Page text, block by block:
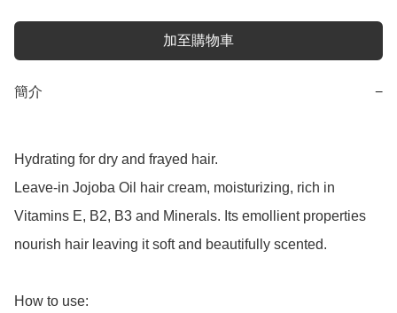
加至購物車
簡介 −
Hydrating for dry and frayed hair.
Leave-in Jojoba Oil hair cream, moisturizing, rich in
Vitamins E, B2, B3 and Minerals. Its emollient properties
nourish hair leaving it soft and beautifully scented.
How to use: